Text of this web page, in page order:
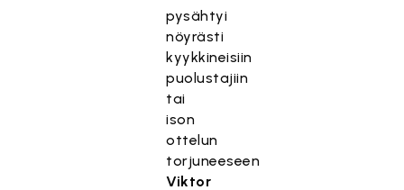
pysähtyi
nöyrästi
kyykkineisiin
puolustajiin
tai
ison
ottelun
torjuneeseen
Viktor